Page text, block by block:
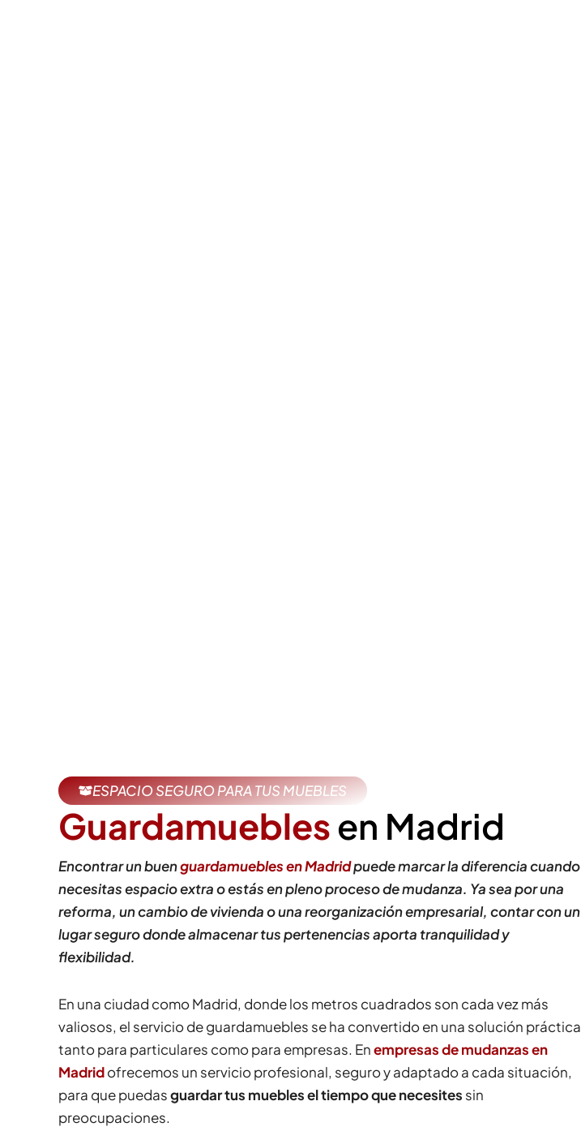
ESPACIO SEGURO PARA TUS MUEBLES
Guardamueblesen Madrid
Encontrar un buenguardamuebles en Madridpuede marcar la diferencia cuando
necesitas espacio extra o estás en pleno proceso de mudanza. Ya sea por una
reforma, un cambio de vivienda o una reorganización empresarial, contar con un
lugar seguro donde almacenar tus pertenencias aporta tranquilidad y
flexibilidad.
En una ciudad como Madrid, donde los metros cuadrados son cada vez más
valiosos, el servicio de guardamuebles se ha convertido en una solución práctica
tanto para particulares como para empresas. Enempresas de mudanzas en
Madridofrecemos un servicio profesional, seguro y adaptado a cada situación,
para que puedasguardar tus muebles el tiempo que necesites sin
preocupaciones.